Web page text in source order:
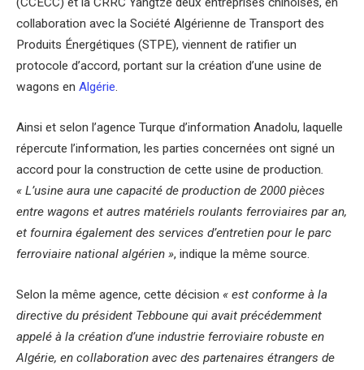
collaboration avec la Société Algérienne de Transport des
Produits Énergétiques (STPE), viennent de ratifier un
protocole d’accord, portant sur la création d’une usine de
wagons en Algérie.
Ainsi et selon l’agence Turque d’information Anadolu, laquelle
répercute l’information, les parties concernées ont signé un
accord pour la construction de cette usine de production.
« L’usine aura une capacité de production de 2000 pièces
entre wagons et autres matériels roulants ferroviaires par an,
et fournira également des services d’entretien pour le parc
ferroviaire national algérien », indique la même source.
Selon la même agence, cette décision « est conforme à la
directive du président Tebboune qui avait précédemment
appelé à la création d’une industrie ferroviaire robuste en
Algérie, en collaboration avec des partenaires étrangers de